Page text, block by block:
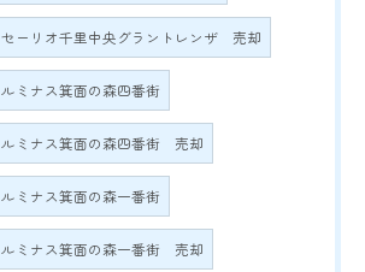
セーリオ千里中央グラントレンザ 売却
ルミナス箕面の森四番街
ルミナス箕面の森四番街 売却
ルミナス箕面の森一番街
ルミナス箕面の森一番街 売却